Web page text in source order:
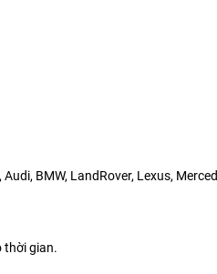
BMW, LandRover, Lexus,
thời gian.